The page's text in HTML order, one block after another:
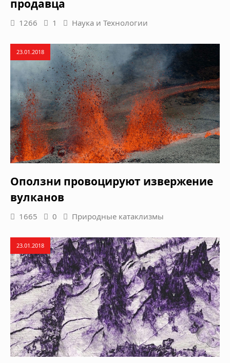
продавца
1266 1 Наука и Технологии
23.01.2018
Оползни провоцируют извержение
вулканов
1665 0 Природные катаклизмы
23.01.2018